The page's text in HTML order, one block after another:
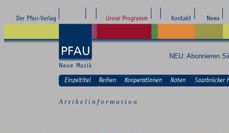
NEU: Abonnieren
A r t i k e l i n f o r m a t i o n